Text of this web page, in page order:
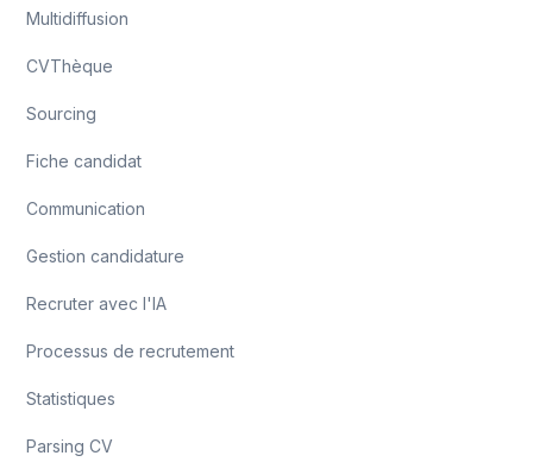
Multidiffusion
CVThèque
Sourcing
Fiche candidat
Communication
Gestion candidature
Recruter avec l'IA
Processus de recrutement
Statistiques
Parsing CV